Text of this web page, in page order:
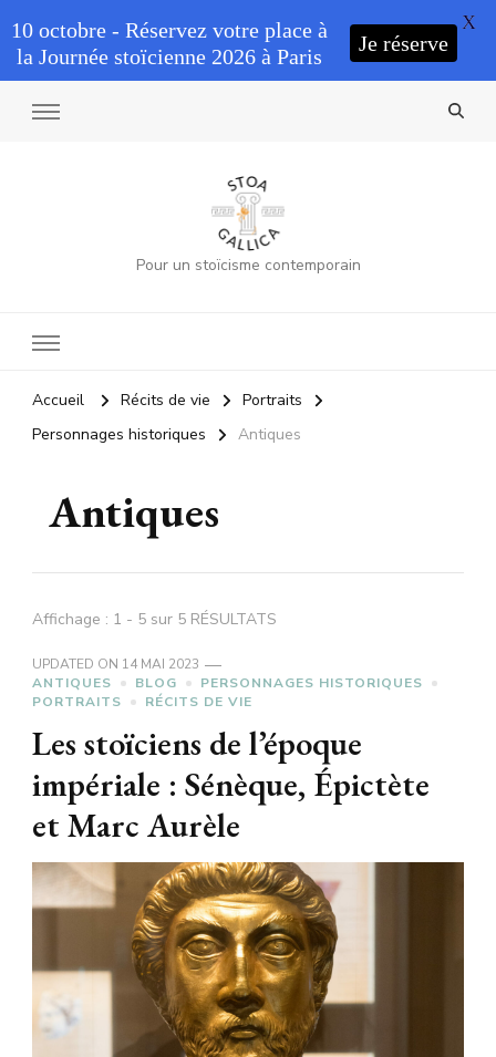
Pour un stoïcisme contemporain
Accueil Récits de vie
Portraits
Personnages historiques
Antiques
Antiques
Affichage : 1 - 5 sur 5 RÉSULTATS
UPDATED ON 14 MAI 2023
ANTIQUES
BLOG
PERSONNAGES HISTORIQUES
PORTRAITS
RÉCITS DE VIE
Les stoïciens de l’époque
impériale : Sénèque, Épictète
et Marc Aurèle
10 octobre - Réservez votre place à
la Journée stoïcienne 2026 à Paris
Je réserve
X